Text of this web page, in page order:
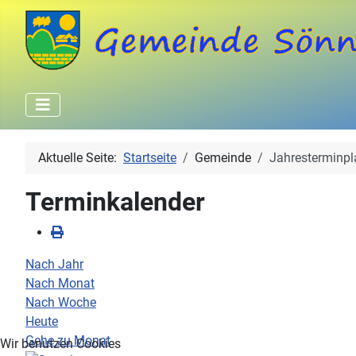
Aktuelle Seite: Startseite Gemeinde
Terminkalender
Nach Jahr
Nach Monat
Nach Woche
Heute
Gehe zu Monat
Wir benutzen Cookies